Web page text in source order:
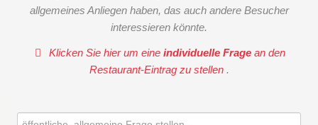
allgemeines Anliegen haben, das auch andere Besucher
interessieren könnte.
Klicken Sie hier um eineindividuelle Frage an den
Restaurant-Eintrag zu stellen .